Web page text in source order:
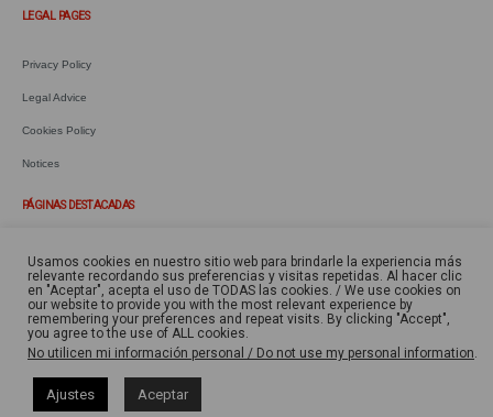
LEGAL PAGES
Privacy Policy
Legal Advice
Cookies Policy
Notices
PÁGINAS DESTACADAS
Mangas y bolsas filtrantes
Cartuchos y elementos filtrantes
Componentes Mecair
Telas para filtro prensa
Usamos cookies en nuestro sitio web para brindarle la experiencia más
relevante recordando sus preferencias y visitas repetidas. Al hacer clic
en "Aceptar", acepta el uso de TODAS las cookies. / We use cookies on
our website to provide you with the most relevant experience by
remembering your preferences and repeat visits. By clicking "Accept",
you agree to the use of ALL cookies.
No utilicen mi información personal / Do not use my personal information.
Ajustes Aceptar